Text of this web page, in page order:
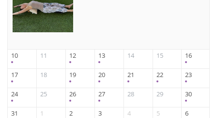
10 11 12 13 14 15 16
17 18 19 20 21 22 23
24 25 26 27 28 29 30
31 1 2 3 4 5 6